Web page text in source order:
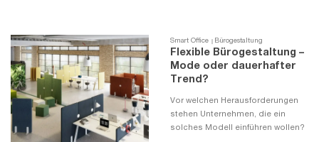
Smart Office Bürogestaltung
Flexible Bürogestaltung –
Mode oder dauerhafter
Trend?
Vor welchen Herausforderungen
stehen Unternehmen, die ein
solches Modell einführen wollen?